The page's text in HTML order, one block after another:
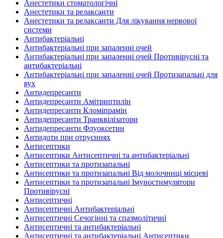
Анестетики стоматологічні
Анестетики та релаксанти
Анестетики та релаксанти Для лікування нервової
системи
Антибактеріальні
Антибактеріальні при запаленні очей
Антибактеріальні при запаленні очей Противірусні та
антибактеріальні
Антибактеріальні при запаленні очей Протизапальні для
вух
Антидепресанти
Антидепресанти Амітриптилін
Антидепресанти Кломіпрамін
Антидепресанти Транквілізатори
Антидепресанти Флуоксетин
Антидоти при отруєннях
Антисептики
Антисептики Антисептичні та антибактеріальні
Антисептики та протизапальні
Антисептики та протизапальні Від молочниці місцеві
Антисептики та протизапальні Імуностимулятори
Противірусні
Антисептичні
Антисептичні Антибактеріальні
Антисептичні Сечогінні та спазмолітичні
Антисептичні та антибактеріальні
Антисептичні та антибактеріальні Антисептики